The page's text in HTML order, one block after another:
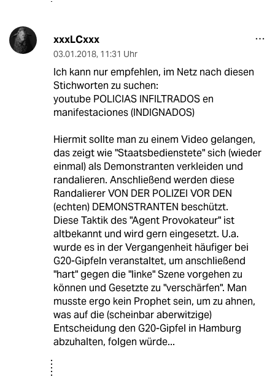
xxxLCxxx
03.01.2018, 11:31 Uhr
Ich kann nur empfehlen, im Netz nach diesen
Stichworten zu suchen:
youtube POLICIAS INFILTRADOS en
manifestaciones (INDIGNADOS)
Hiermit sollte man zu einem Video gelangen,
das zeigt wie "Staatsbedienstete" sich (wieder
einmal) als Demonstranten verkleiden und
randalieren. Anschließend werden diese
Randalierer VON DER POLIZEI VOR DEN
(echten) DEMONSTRANTEN beschützt.
Diese Taktik des "Agent Provokateur" ist
altbekannt und wird gern eingesetzt. U.a.
wurde es in der Vergangenheit häufiger bei
G20-Gipfeln veranstaltet, um anschließend
"hart" gegen die "linke" Szene vorgehen zu
können und Gesetzte zu "verschärfen". Man
musste ergo kein Prophet sein, um zu ahnen,
was auf die (scheinbar aberwitzige)
Entscheidung den G20-Gipfel in Hamburg
abzuhalten, folgen würde...